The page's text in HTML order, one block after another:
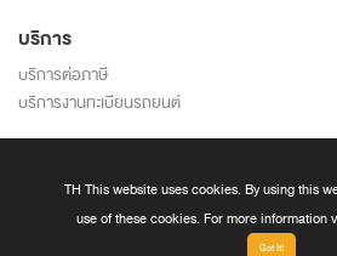
บริการ
บริการต่อภาษี
บริการงานทะเบียนรถยนต์
TH This website uses cookies. By using this
use of these cookies. For more information
Got It!